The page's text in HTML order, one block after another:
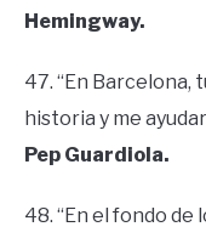
Hemingway.
47. “En Barcelona,
historia y me
Pep Guardiola.
48. “En el fondo